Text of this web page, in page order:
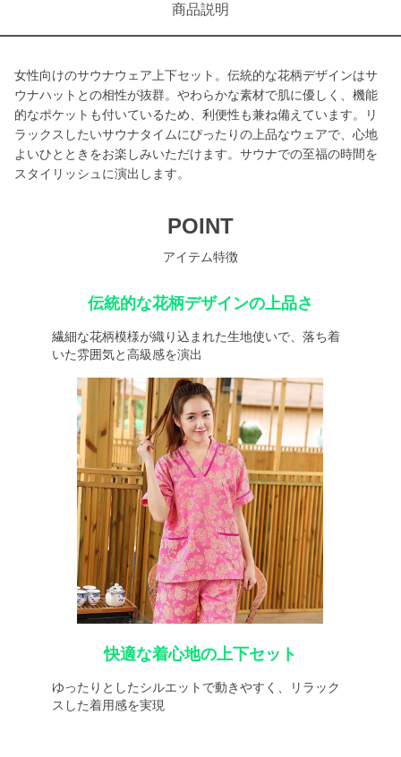
商品説明
女性向けのサウナウェア上下セット。伝統的な花柄デザインはサ
ウナハットとの相性が抜群。やわらかな素材で肌に優しく、機能
的なポケットも付いているため、利便性も兼ね備えています。リ
ラックスしたいサウナタイムにぴったりの上品なウェアで、心地
よいひとときをお楽しみいただけます。サウナでの至福の時間を
スタイリッシュに演出します。
POINT
アイテム特徴
伝統的な花柄デザインの上品さ
繊細な花柄模様が織り込まれた生地使いで、落ち着
いた雰囲気と高級感を演出
快適な着心地の上下セット
ゆったりとしたシルエットで動きやすく、リラック
スした着用感を実現